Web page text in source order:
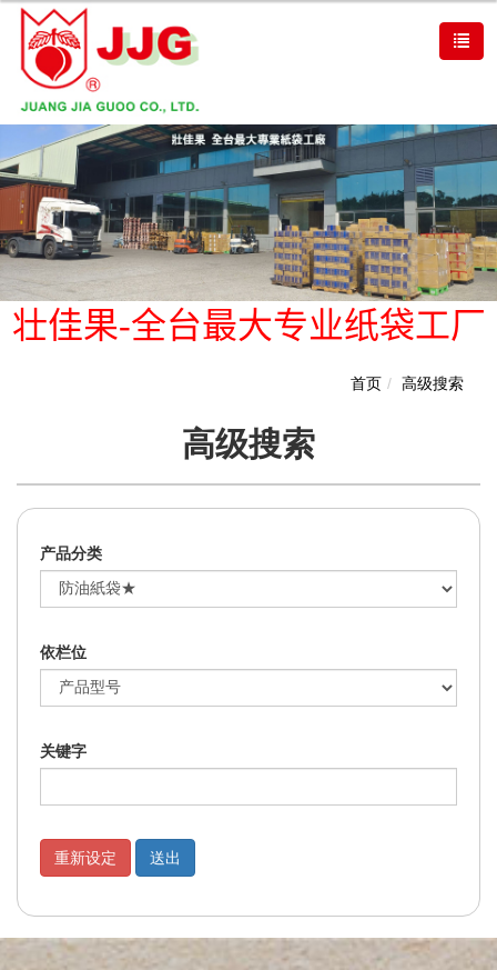
壮佳果-全台最大专业纸袋工厂
首页 高级搜索
高级搜索
产品分类
依栏位
关键字